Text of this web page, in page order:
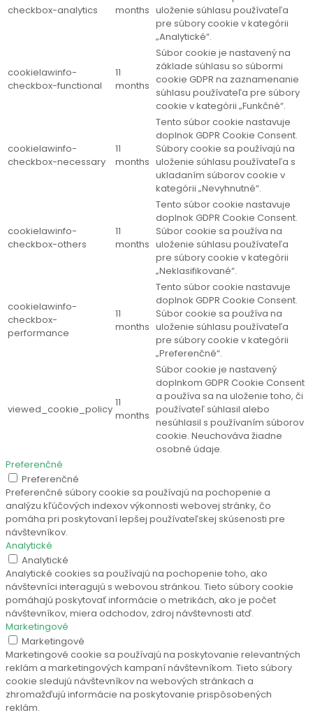
checkbox-analytics
months uloženie súhlasu používateľa
pre súbory cookie v kategórii
„Analytické“.
cookielawinfo-
checkbox-functional
11
months
Súbor cookie je nastavený na
základe súhlasu so súbormi
cookie GDPR na zaznamenanie
súhlasu používateľa pre súbory
cookie v kategórii „Funkčné“.
cookielawinfo-
checkbox-necessary
11
months
Tento súbor cookie nastavuje
doplnok GDPR Cookie Consent.
Súbory cookie sa používajú na
uloženie súhlasu používateľa s
ukladaním súborov cookie v
kategórii „Nevyhnutné“.
cookielawinfo-
checkbox-others
11
months
Tento súbor cookie nastavuje
doplnok GDPR Cookie Consent.
Súbor cookie sa používa na
uloženie súhlasu používateľa
pre súbory cookie v kategórii
„Neklasifikované“.
cookielawinfo-
checkbox-
performance
11
months
Tento súbor cookie nastavuje
doplnok GDPR Cookie Consent.
Súbor cookie sa používa na
uloženie súhlasu používateľa
pre súbory cookie v kategórii
„Preferenčné“.
viewed_cookie_policy
11
months
Súbor cookie je nastavený
doplnkom GDPR Cookie Consent
a používa sa na uloženie toho, či
používateľ súhlasil alebo
nesúhlasil s používaním súborov
cookie. Neuchováva žiadne
osobné údaje.
Preferenčné
Preferenčné
Preferenčné súbory cookie sa používajú na pochopenie a
analýzu kľúčových indexov výkonnosti webovej stránky, čo
pomáha pri poskytovaní lepšej používateľskej skúsenosti pre
návštevníkov.
Analytické
Analytické
Analytické cookies sa používajú na pochopenie toho, ako
návštevníci interagujú s webovou stránkou. Tieto súbory cookie
pomáhajú poskytovať informácie o metrikách, ako je počet
návštevníkov, miera odchodov, zdroj návštevnosti atď.
Marketingové
Marketingové
Marketingové cookie sa používajú na poskytovanie relevantných
reklám a marketingových kampaní návštevníkom. Tieto súbory
cookie sledujú návštevníkov na webových stránkach a
zhromažďujú informácie na poskytovanie prispôsobených
reklám.